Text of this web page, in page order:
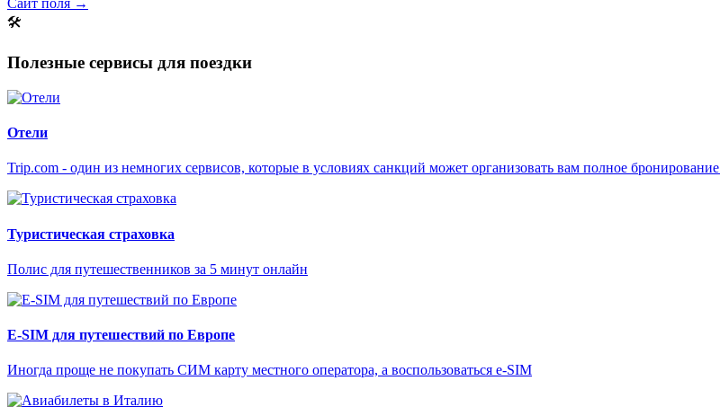
Сайт поля →
🛠
Полезные сервисы для поездки
Отели
Trip.com - один из немногих сервисов, которые в условиях санкций может организовать вам полное
Туристическая страховка
Полис для путешественников за 5 минут онлайн
E-SIM для путешествий по Европе
Иногда проще не покупать СИМ карту местного оператора, а воспользоваться e-SIM